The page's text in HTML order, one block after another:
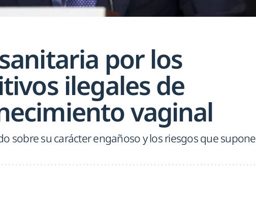
por los
ilegales de
vaginal
sobre su carácter engañoso y los riesgos que supone